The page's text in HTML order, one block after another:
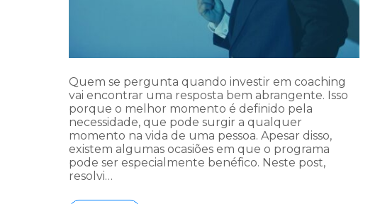
Quem se pergunta quando investir em coaching
vai encontrar uma resposta bem abrangente. Isso
porque o melhor momento é definido pela
necessidade, que pode surgir a qualquer
momento na vida de uma pessoa. Apesar disso,
existem algumas ocasiões em que o programa
pode ser especialmente benéfico. Neste post,
resolvi…